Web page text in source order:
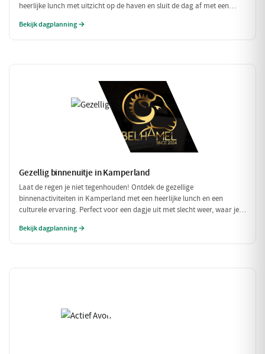
heerlijke lunch met uitzicht op de haven en sluit de dag af met een
straatjes en prachtige uitzichten!
Bekijk dagplanning →
Gezellig binnenuitje in Kamperland
Laat de regen je niet tegenhouden! Ontdek de gezellige
binnenactiviteiten in Kamperland met een heerlijke lunch en een
culturele ervaring. Perfect voor een dagje uit met slecht weer, waar je
Bekijk dagplanning →